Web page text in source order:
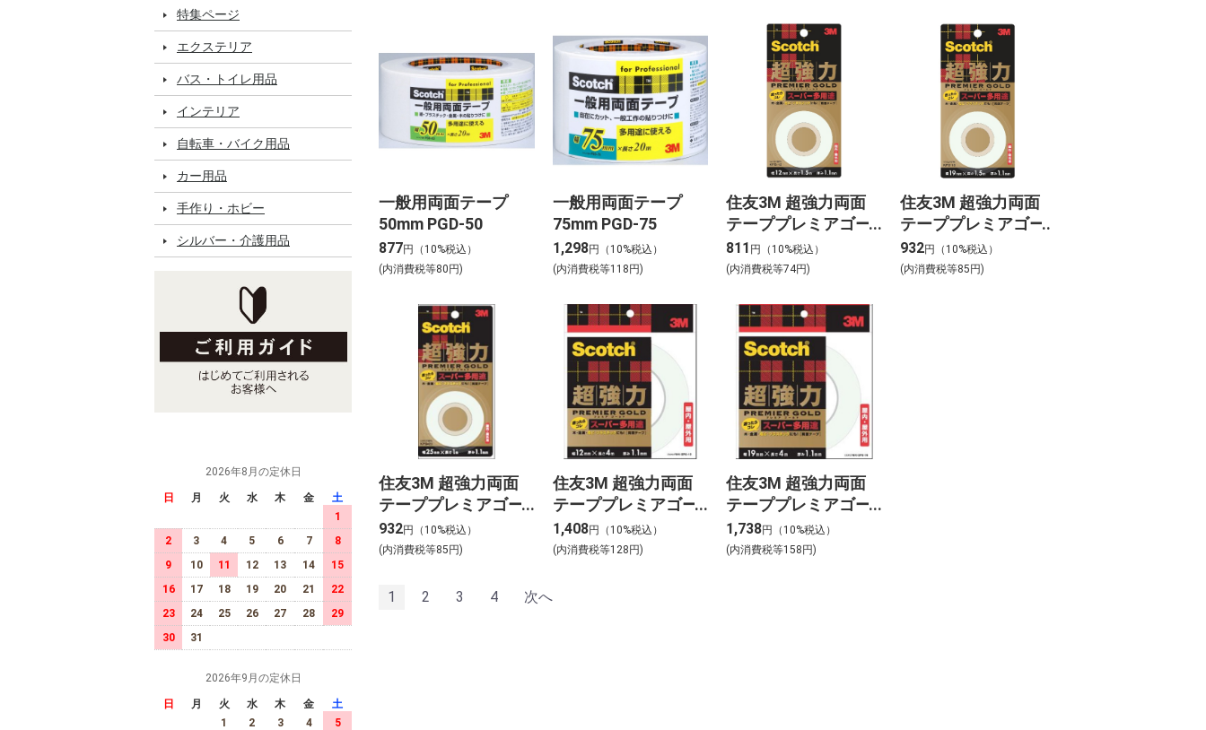
特集ページ
エクステリア
バス・トイレ用品
インテリア
自転車・バイク用品
カー用品
手作り・ホビー
シルバー・介護用品
2026年8月の定休日
日 月 火 水 木 金
土
1
2
3 4 5 6 7
8
9
10 11 12 13 14
15
16
17 18 19 20 21
22
23
24 25 26 27 28
29
30
31
2026年9月の定休日
日 月 火 水 木 金
土
1
2 3 4 5
一般用両面テープ
50mm PGD-50
877円（10%税込）
(内消費税等80円)
一般用両面テープ
75mm PGD-75
1,298円（10%税込）
(内消費税等118円)
住友3M 超強力両面
テーププレミアゴー
ルド（スーパー多用
途）12x1.5
811 円（10%税込）
(内消費税等74円)
住友3M 超強力両面
テーププレミアゴー
ルド（スーパー多用
途）19x1.5
932円（10%税込）
(内消費税等85円)
住友3M 超強力両面
テーププレミアゴー
ルド（スーパー多用
途）25x1
932円（10%税込）
(内消費税等85円)
住友3M 超強力両面
テーププレミアゴー
ルド（スーパー多用
途）12x4
1,408円（10%税込）
(内消費税等128円)
住友3M 超強力両面
テーププレミアゴー
ルド（スーパー多用
途）19x4
1,738円（10%税込）
(内消費税等158円)
1 2 3 4 次へ